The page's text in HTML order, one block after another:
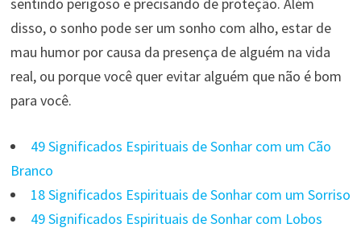
disso, o sonho pode ser um sonho com alho, estar de
mau humor por causa da presença de alguém na vida
real, ou porque você quer evitar alguém que não é bom
para você.
49 Significados Espirituais de Sonhar com um Cão
Branco
18 Significados Espirituais de Sonhar com um Sorriso
49 Significados Espirituais de Sonhar com Lobos